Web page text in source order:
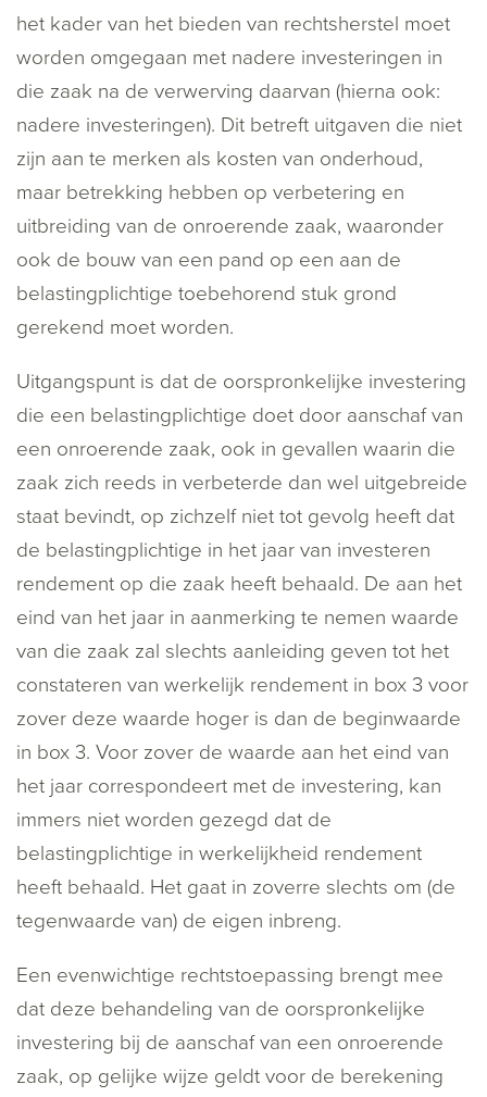
het kader van het bieden van rechtsherstel moet
worden omgegaan met nadere investeringen in
die zaak na de verwerving daarvan (hierna ook:
nadere investeringen). Dit betreft uitgaven die niet
zijn aan te merken als kosten van onderhoud,
maar betrekking hebben op verbetering en
uitbreiding van de onroerende zaak, waaronder
ook de bouw van een pand op een aan de
belastingplichtige toebehorend stuk grond
gerekend moet worden.
Uitgangspunt is dat de oorspronkelijke investering
die een belastingplichtige doet door aanschaf van
een onroerende zaak, ook in gevallen waarin die
zaak zich reeds in verbeterde dan wel uitgebreide
staat bevindt, op zichzelf niet tot gevolg heeft dat
de belastingplichtige in het jaar van investeren
rendement op die zaak heeft behaald. De aan het
eind van het jaar in aanmerking te nemen waarde
van die zaak zal slechts aanleiding geven tot het
constateren van werkelijk rendement in box 3 voor
zover deze waarde hoger is dan de beginwaarde
in box 3. Voor zover de waarde aan het eind van
het jaar correspondeert met de investering, kan
immers niet worden gezegd dat de
belastingplichtige in werkelijkheid rendement
heeft behaald. Het gaat in zoverre slechts om (de
tegenwaarde van) de eigen inbreng.
Een evenwichtige rechtstoepassing brengt mee
dat deze behandeling van de oorspronkelijke
investering bij de aanschaf van een onroerende
zaak, op gelijke wijze geldt voor de berekening